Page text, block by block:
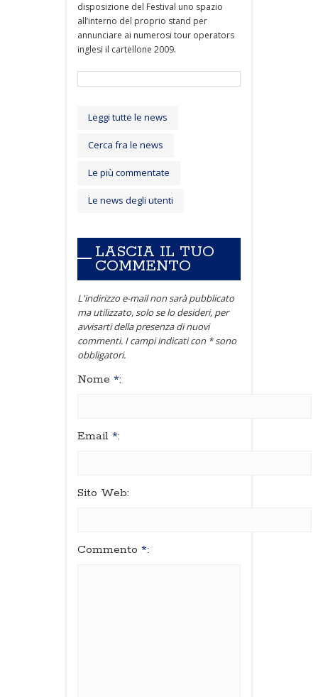
disposizione del Festival uno spazio
all’interno del proprio stand per
annunciare ai numerosi tour operators
inglesi il cartellone 2009.
Leggi tutte le news
Cerca fra le news
Le più commentate
Le news degli utenti
LASCIA IL TUO
COMMENTO
L'indirizzo e-mail non sarà pubblicato
ma utilizzato, solo se lo desideri, per
avvisarti della presenza di nuovi
commenti. I campi indicati con * sono
obbligatori.
Nome *:
Email *:
Sito Web:
Commento *: